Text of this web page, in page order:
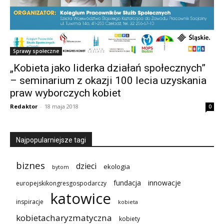
Sprawy społeczne
„Kobieta jako liderka działań społecznych”
– seminarium z okazji 100 lecia uzyskania
praw wyborczych kobiet
Redaktor - 18 maja 2018 0
Najpopularniejsze tagi
biznes bytom dzieci ekologia
europejskikongresgospodarczy fundacja innowacje
inspiracje katowice kobieta
kobietacharyzmatyczna kobiety